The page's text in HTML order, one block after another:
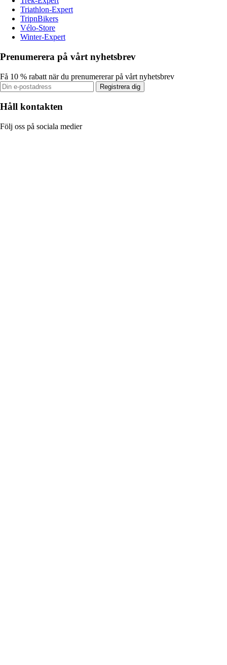
Triathlon-Expert
TripnBikers
Vélo-Store
Winter-Expert
Prenumerera på vårt nyhetsbrev
Få 10 % rabatt när du prenumererar på vårt nyhetsbrev
Registrera dig
Håll kontakten
Följ oss på sociala medier